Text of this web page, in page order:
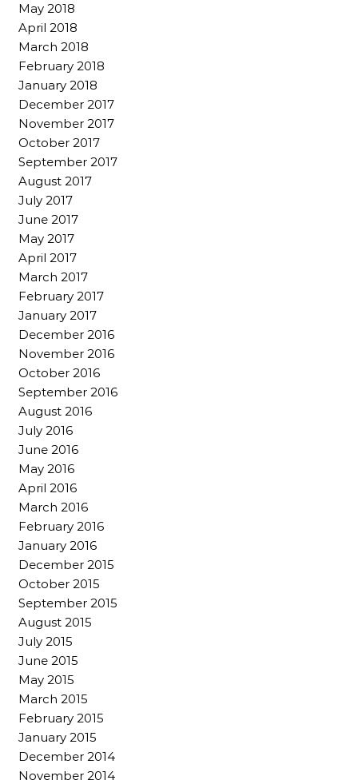
May 2018
April 2018
March 2018
February 2018
January 2018
December 2017
November 2017
October 2017
September 2017
August 2017
July 2017
June 2017
May 2017
April 2017
March 2017
February 2017
January 2017
December 2016
November 2016
October 2016
September 2016
August 2016
July 2016
June 2016
May 2016
April 2016
March 2016
February 2016
January 2016
December 2015
October 2015
September 2015
August 2015
July 2015
June 2015
May 2015
March 2015
February 2015
January 2015
December 2014
November 2014